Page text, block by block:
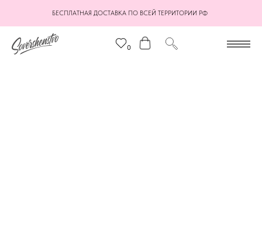
БЕСПЛАТНАЯ ДОСТАВКА ПО ВСЕЙ ТЕРРИТОРИИ РФ
0